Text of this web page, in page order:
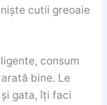
cutii greoaie
consum
bine. Le
gata, îți faci